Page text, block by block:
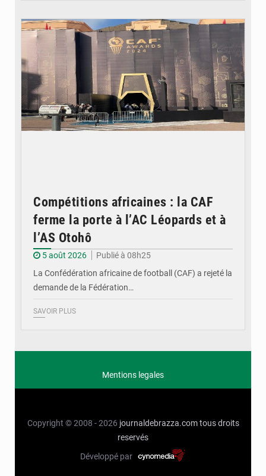
Compétitions africaines : la CAF
ferme la porte à l’AC Léopards et à
l’AS Otohô
5 août 2026
Publié à 08h25
La Confédération africaine de football (CAF) a rejeté la
demande de la Fédération…
SAVOIR PLUS
Mentions legales
Copyright © 2008 - 2026 journaldebrazza.com tous droits
reservés
Développé par